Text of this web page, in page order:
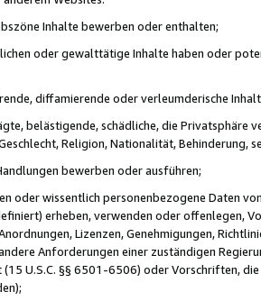
Inhalte bewerben oder enthalten;
oder gewalttätige Inhalte haben oder
diffamierende oder verleumderische
belästigende, schädliche, die Privatsphäre
Religion, Nationalität, Behinderung,
bewerben oder ausführen;
oder wissentlich personenbezogene Daten
erheben, verwenden oder offenlegen,
Lizenzen, Genehmigungen,
Anforderungen einer zuständigen
U.S.C. §§ 6501-6506) oder Vorschriften,